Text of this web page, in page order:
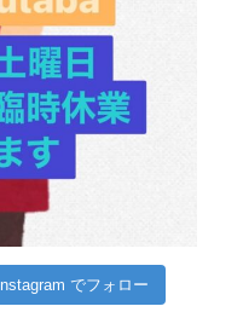
Instagram でフォロー